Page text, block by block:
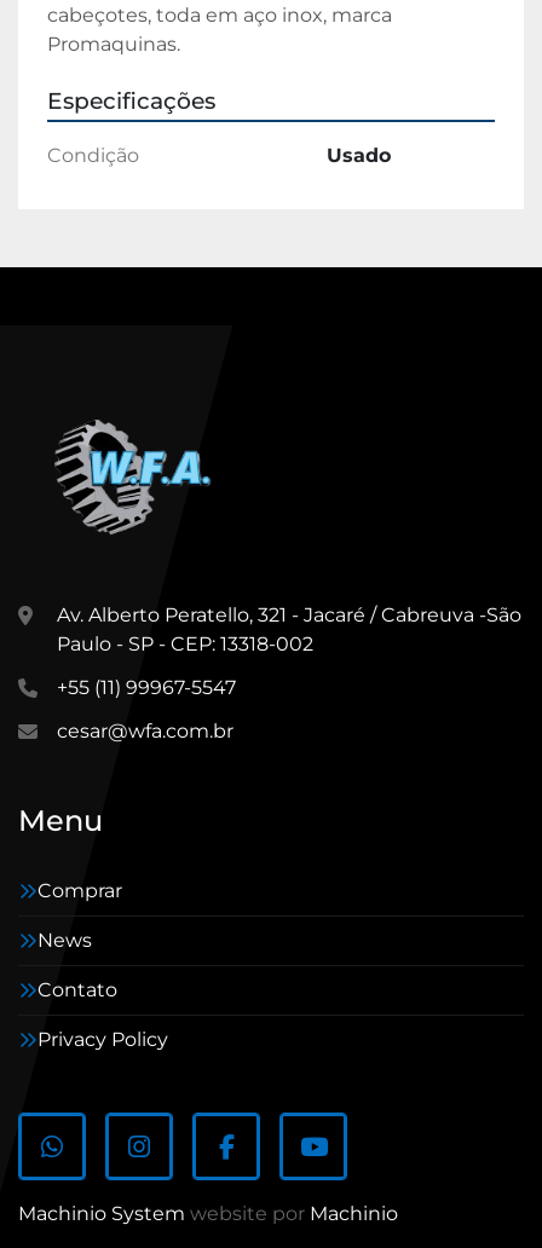
cabeçotes, toda em aço inox, marca
Promaquinas.
Especificações
Condição Usado
Av. Alberto Peratello, 321 - Jacaré / Cabreuva -São
Paulo - SP - CEP: 13318-002
+55 (11) 99967-5547
cesar@wfa.com.br
Menu
Comprar
News
Contato
Privacy Policy
whatsappinstagramfacebookyoutube
Machinio System website por Machinio